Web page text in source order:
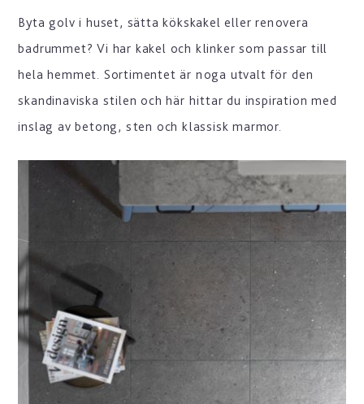
Byta golv i huset, sätta kökskakel eller renovera
badrummet? Vi har kakel och klinker som passar till
hela hemmet. Sortimentet är noga utvalt för den
skandinaviska stilen och här hittar du inspiration med
inslag av betong, sten och klassisk marmor.